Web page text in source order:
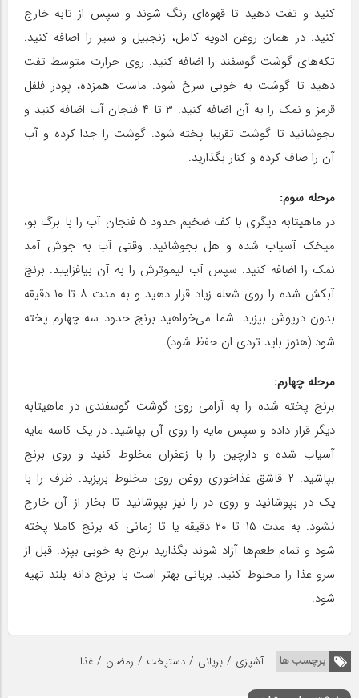
کنید و تفت دهید تا قهوه‌ای رنگ شوند و سپس از تابه خارج
کنید. در همان روغن ادویه کامل، زنجبیل و سیر را اضافه کنید.
تکه‌های گوشت گوسفند را اضافه کنید. روی حرارت متوسط تفت
دهید تا گوشت به خوبی سرخ شود. ماست همزده، پودر فلفل
قرمز و نمک را به آن اضافه کنید. ۳ تا ۴ فنجان آب اضافه کنید و
بجوشانید تا گوشت تقریبا پخته شود. گوشت را جدا کرده و آب
آن را صاف کرده و کنار بگذارید.
مرحله سوم:
در ماهیتابه دیگری با کف ضخیم حدود ۵ فنجان آب را با برگ بو،
میخک آسیاب شده و هل بجوشانید. وقتی آب به جوش آمد
نمک را اضافه کنید. سپس آب لیموترش را به آن بیافزایید. برنج
آبکش شده را روی شعله زیاد قرار دهید و به مدت ۸ تا ۱۰ دقیقه
بدون درپوش بپزید. شما می‌خواهید برنج حدود سه چهارم پخته
شود (هنوز باید تردی ان حفظ شود).
مرحله چهارم:
برنج پخته شده را به آرامی روی گوشت گوسفندی در ماهیتابه
دیگر قرار داده و سپس مایه را روی آن بپاشید. در یک کاسه مایه
آسیاب شده و دارچین را با زعفران مخلوط کنید و روی برنج
بپاشید. ۲ قاشق غذاخوری روغن روی مخلوط بریزید. ظرف را با
یک در بپوشانید و روی در را نیز بپوشانید تا بخار از آن خارج
نشود. به مدت ۱۵ تا ۲۰ دقیقه یا تا زمانی که برنج کاملا پخته
شود و تمام طعم‌ها آزاد شوند بگذارید برنج به خوبی بپزد. قبل از
سرو غذا را مخلوط کنید. بریانی بهتر است با برنج دانه بلند تهیه
شود.
برچسب ها آشپزی / بریانی / دستپخت / رمضان / غذا